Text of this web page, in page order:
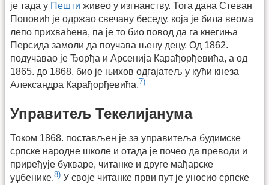
је тада у Пешти живео у изгнанству. Тога дана Стеван
Поповић је одржао свечану беседу, која је била веома
лепо прихваћена, па је то био повод да га кнегиња
Персида замоли да поучава њену децу. Од 1862.
подучавао је Ђорђа и Арсенија Карађорђевића, а од
1865. до 1868. био је њихов одгајатељ у кући кнеза
Александра Карађорђевића.7)
Управитељ Текелијанума
Током 1868. постављен је за управитеља будимске
српске народне школе и отада је почео да преводи и
приређује букваре, читанке и друге мађарске
уџбенике.8) У своје читанке први пут је уносио српске